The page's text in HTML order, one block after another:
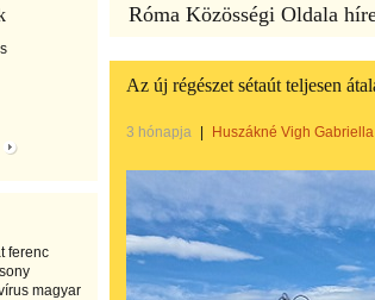
ferenc
magyar
Róma Közösségi Oldala
Az új régészet sétaút teljesen
3 hónapja Huszákné Vigh Gabriella